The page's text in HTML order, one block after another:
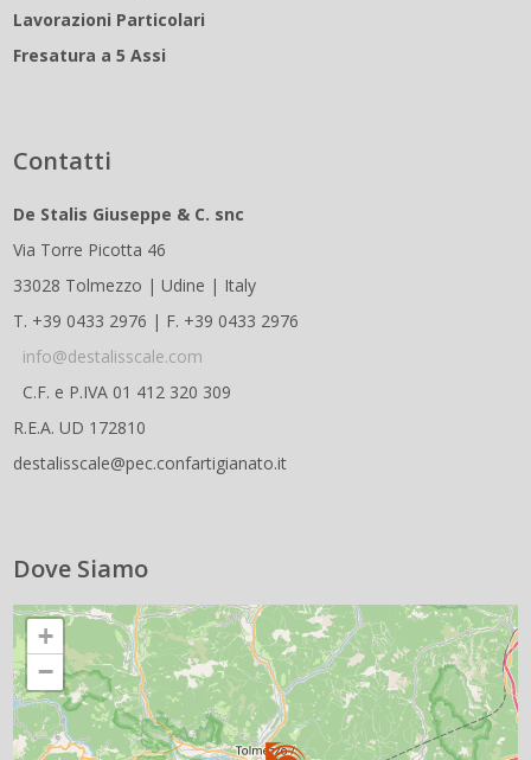
Lavorazioni Particolari
Fresatura a 5 Assi
Contatti
De Stalis Giuseppe & C. snc
Via Torre Picotta 46
33028 Tolmezzo | Udine | Italy
T. +39 0433 2976 | F. +39 0433 2976
info@destalisscale.com
C.F. e P.IVA 01 412 320 309
R.E.A. UD 172810
destalisscale@pec.confartigianato.it
Dove Siamo
+
−